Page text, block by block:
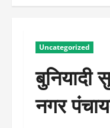
Uncategorized
नगर